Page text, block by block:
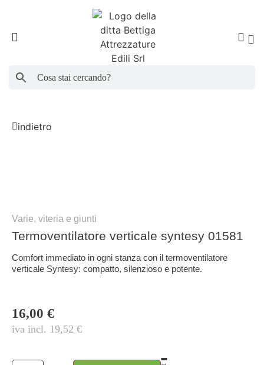
for:
indietro
Varie, viteria e giunti
Termoventilatore verticale syntesy 01581
Comfort immediato in ogni stanza con il termoventilatore
verticale Syntesy: compatto, silenzioso e potente.
16,00 €
iva incl. 19,52 €